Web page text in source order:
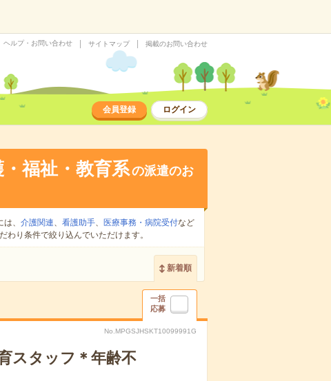
ヘルプ・お問い合わせ サイトマップ 掲載のお問い合わせ
会員登録 ログイン
福祉・教育系の派遣のお
、 介護関連、 看護助手、 医療事務・病院受付など
わり条件で絞り込んでいただけます。
新着順
一括
応募
No.MPGSJHSKT10099991G
スタッフ＊年齢不